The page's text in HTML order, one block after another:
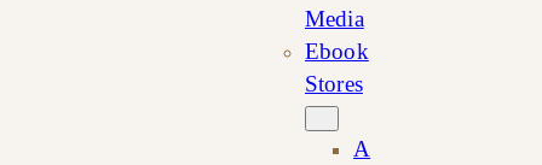
Media
Ebook
Stores
A